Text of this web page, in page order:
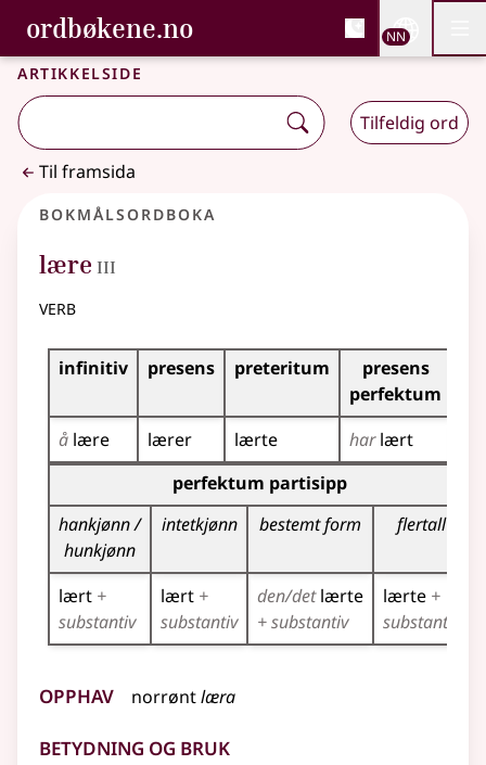
Gå til hovudinnhald
Tilgjenge
ordbøkene.no, Bokmålsordboka og
Bokmålsordboka og Nynorskordboka
NN
Artikkelside
Tilfeldig ord
Til framsida
Bokmålsordboka
lære 3
III
verb
Bøyingstabell for dette verbet
infinitiv presens preteritum
presens
perfektum
å lære lærer lærte harlært
Bøyingstabell for dette verbet (partisippformer)
perfektum partisipp
hankjønn /
hunkjønn
intetkjønn bestemt form flertall
lært +
substantiv
lært +
substantiv
den/detlærte
+ substantiv
lærte +
substantiv
Opphav norrøntlæra
Betydning og bruk